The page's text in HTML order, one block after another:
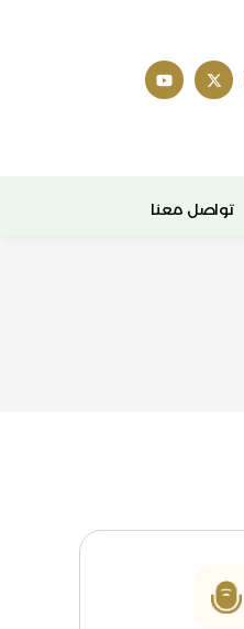
تواصل معنا